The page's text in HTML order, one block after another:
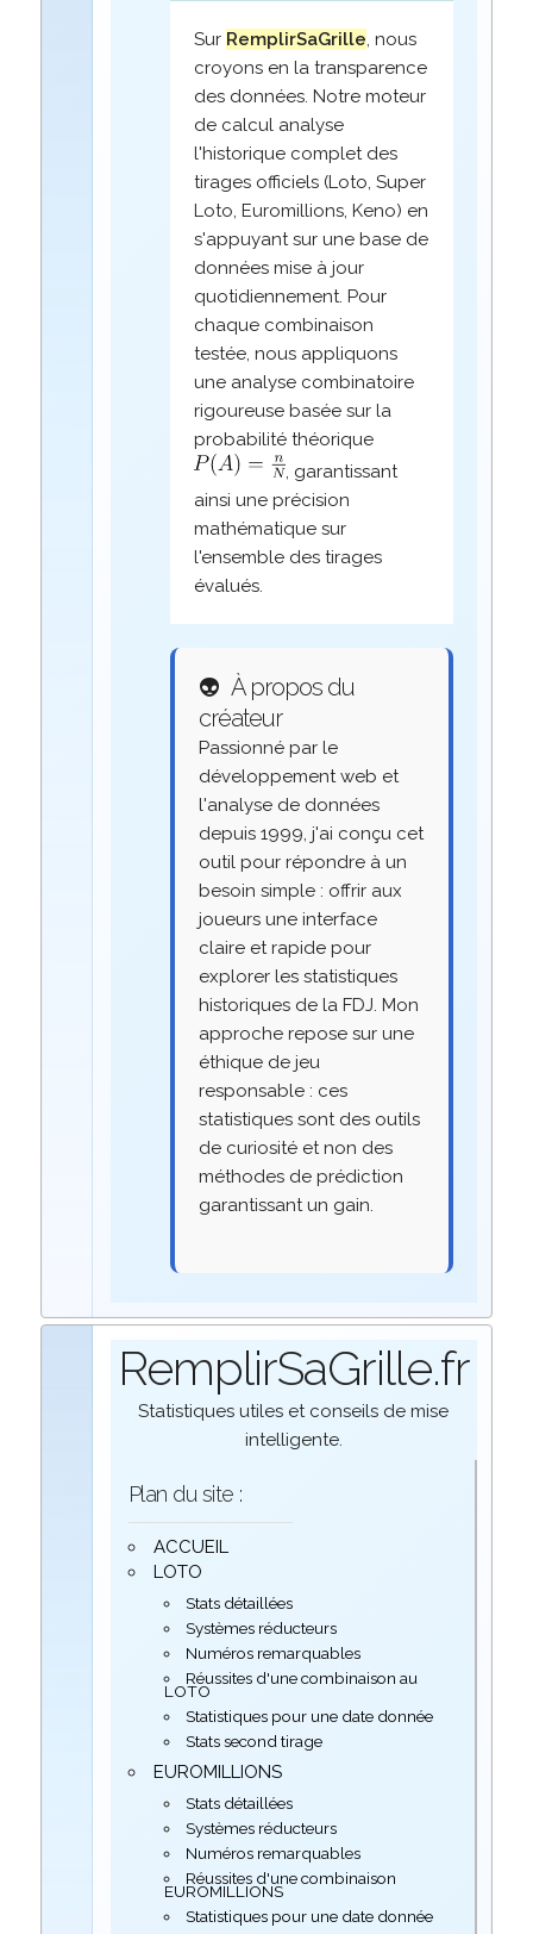
Sur RemplirSaGrille, nous
croyons en la transparence
des données. Notre moteur
de calcul analyse
l'historique complet des
tirages officiels (Loto, Super
Loto, Euromillions, Keno) en
s'appuyant sur une base de
données mise à jour
quotidiennement. Pour
chaque combinaison
testée, nous appliquons
une analyse combinatoire
rigoureuse basée sur la
probabilité théorique
, garantissant
ainsi une précision
mathématique sur
l'ensemble des tirages
évalués.
👽 À propos du
créateur
Passionné par le
développement web et
l'analyse de données
depuis 1999, j'ai conçu cet
outil pour répondre à un
besoin simple : offrir aux
joueurs une interface
claire et rapide pour
explorer les statistiques
historiques de la FDJ. Mon
approche repose sur une
éthique de jeu
responsable : ces
statistiques sont des outils
de curiosité et non des
méthodes de prédiction
garantissant un gain.
RemplirSaGrille.fr
Statistiques utiles et conseils de mise
intelligente.
Plan du site :
ACCUEIL
LOTO
Stats détaillées
Systèmes réducteurs
Numéros remarquables
Réussites d'une combinaison au
LOTO
Statistiques pour une date donnée
Stats second tirage
EUROMILLIONS
Stats détaillées
Systèmes réducteurs
Numéros remarquables
Réussites d'une combinaison
EUROMILLIONS
Statistiques pour une date donnée